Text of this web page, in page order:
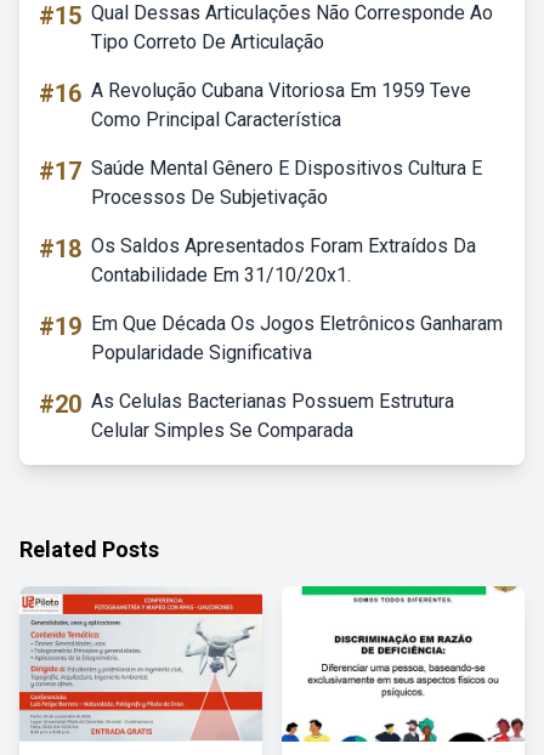
#15 Qual Dessas Articulações Não Corresponde Ao
Tipo Correto De Articulação
#16 A Revolução Cubana Vitoriosa Em 1959 Teve
Como Principal Característica
#17 Saúde Mental Gênero E Dispositivos Cultura E
Processos De Subjetivação
#18 Os Saldos Apresentados Foram Extraídos Da
Contabilidade Em 31/10/20x1.
#19 Em Que Década Os Jogos Eletrônicos Ganharam
Popularidade Significativa
#20 As Celulas Bacterianas Possuem Estrutura
Celular Simples Se Comparada
Related Posts